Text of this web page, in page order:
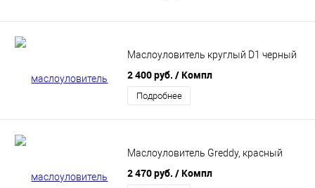
Маслоуловитель круглый D1 черный
2 400 руб. / Компл
Подробнее
Маслоуловитель Greddy, красный
2 470 руб. / Компл